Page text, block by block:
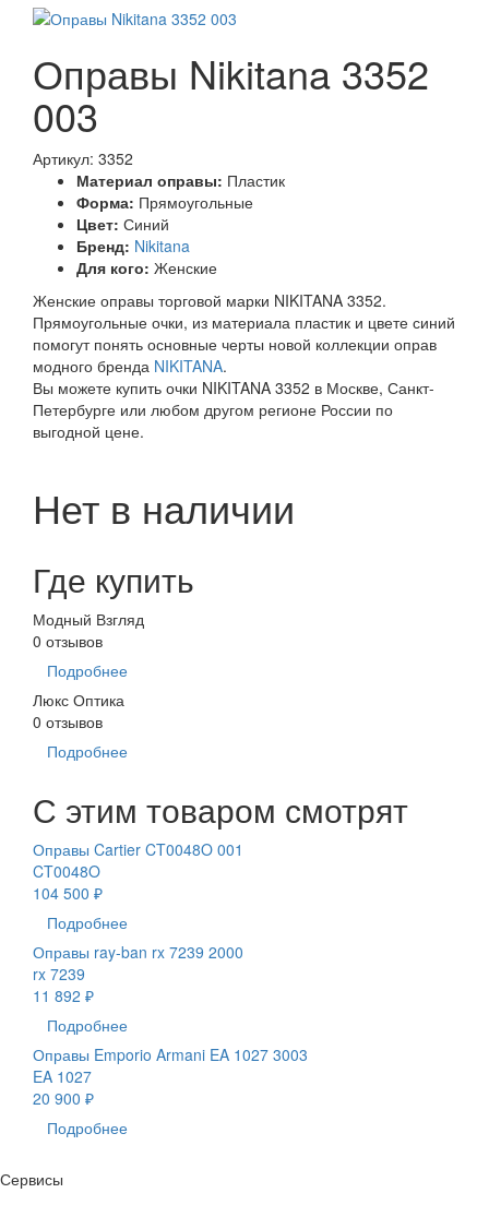
Оправы Nikitana 3352
003
Артикул: 3352
Материал оправы: Пластик
Форма: Прямоугольные
Цвет: Синий
Бренд: Nikitana
Для кого: Женские
Женские оправы торговой марки NIKITANA 3352.
Прямоугольные очки, из материала пластик и цвете синий
помогут понять основные черты новой коллекции оправ
модного бренда NIKITANA.
Вы можете купить очки NIKITANA 3352 в Москве, Санкт-
Петербурге или любом другом регионе России по
выгодной цене.
Нет в наличии
Где купить
Модный Взгляд
0 отзывов
Подробнее
Люкс Оптика
0 отзывов
Подробнее
С этим товаром смотрят
Оправы Cartier CT0048O 001
CT0048O
104 500 ₽
Подробнее
Оправы ray-ban rx 7239 2000
rx 7239
11 892 ₽
Подробнее
Оправы Emporio Armani EA 1027 3003
EA 1027
20 900 ₽
Подробнее
Сервисы